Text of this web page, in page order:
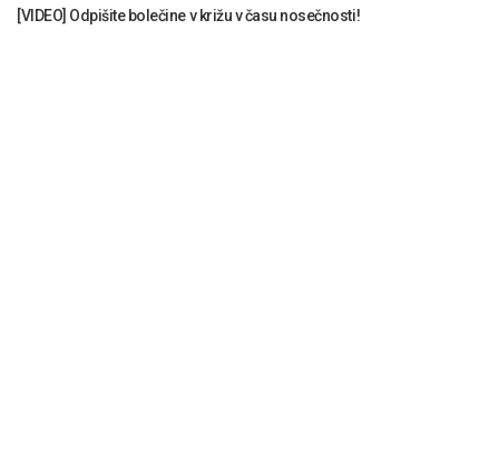
[VIDEO] Odpišite bolečine v križu v času nosečnosti!